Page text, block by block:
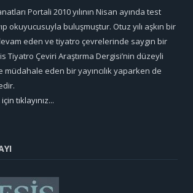
Portali 2010 yılının Nisan ayında test
okuyucusuyla buluşmuştur. Otuz yılı aşkın bir
eden ve tiyatro çevrelerinde saygın bir
Tiyatro Çeviri Araştırma Dergisi’nin düzeyli
müdahale eden bir yayıncılık yaparken de
tıklayınız...